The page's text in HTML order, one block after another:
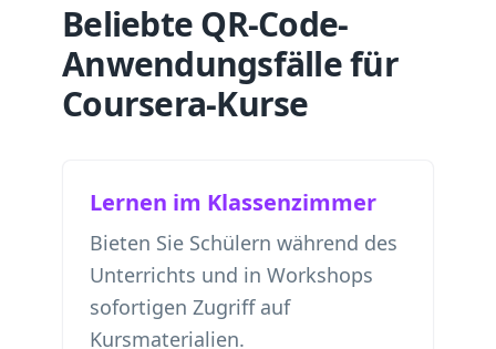
Beliebte QR-Code-
Anwendungsfälle für
Coursera-Kurse
Lernen im Klassenzimmer
Bieten Sie Schülern während des
Unterrichts und in Workshops
sofortigen Zugriff auf
Kursmaterialien.